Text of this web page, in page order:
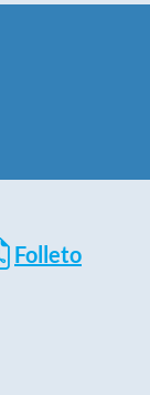
Folleto